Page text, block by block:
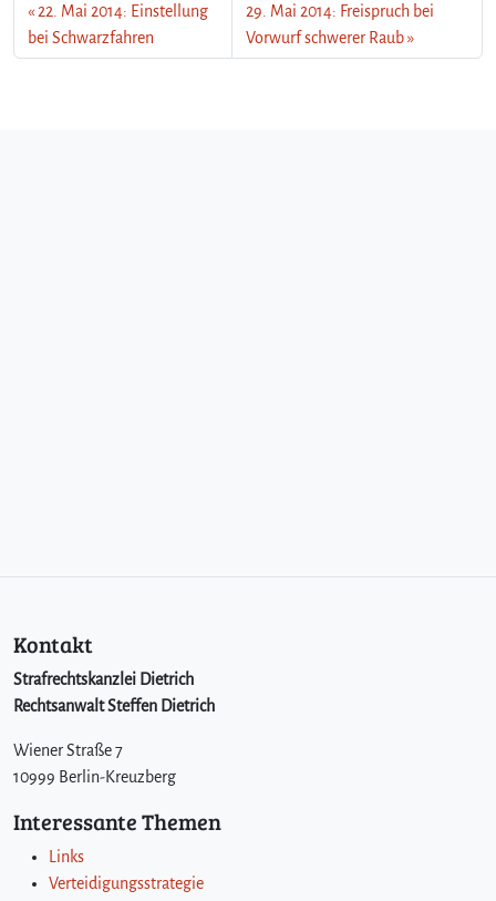
22. Mai 2014: Einstellung
bei Schwarzfahren
29. Mai 2014: Freispruch bei
Vorwurf schwerer Raub
Kontakt
Strafrechtskanzlei Dietrich
Rechtsanwalt Steffen Dietrich
Wiener Straße 7
10999 Berlin-Kreuzberg
Interessante Themen
Links
Verteidigungsstrategie